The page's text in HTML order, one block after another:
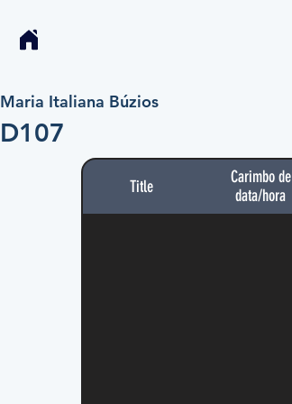
Maria Italiana Búzios
D107
Title
Carimbo de
data/hora